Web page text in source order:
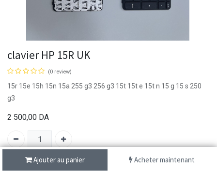
Ajouter au panier Acheter maintenant
clavier HP 15R UK
(0 review)
15r 15e 15h 15n 15a 255 g3 256 g3 15t 15t e 15t n 15 g 15 s 250
g3
2 500,00 DA
C068